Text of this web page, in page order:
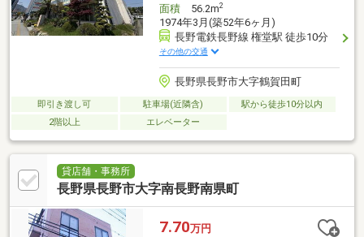
面積56.2m2
1974年3月(築52年6ヶ月)
長野電鉄長野線 権堂駅 徒歩10分
その他の交通
長野県長野市大字鶴賀田町
即引き渡し可 駐車場(近隣含)
駅から徒歩10分以内
2階以上
エレベーター
貸店舗・事務所
長野県長野市大字南長野南県町
7.70万円